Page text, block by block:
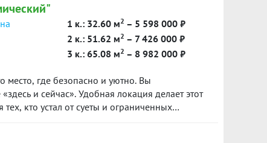
1 к.: 32.60 м2 – 5 598 000 ₽
2 к.: 51.62 м2 – 7 426 000 ₽
3 к.: 65.08 м2 – 8 982 000 ₽
место, где безопасно и уютно. Вы
и сейчас». Удобная локация делает этот
кто устал от суеты и ограниченных